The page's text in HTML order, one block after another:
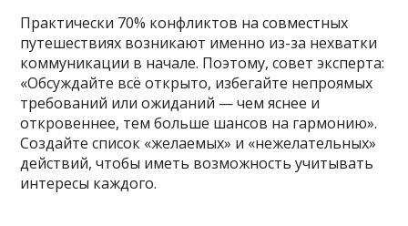
Практически 70% конфликтов на совместных
путешествиях возникают именно из-за нехватки
коммуникации в начале. Поэтому, совет эксперта:
«Обсуждайте всё открыто, избегайте непроямых
требований или ожиданий — чем яснее и
откровеннее, тем больше шансов на гармонию».
Создайте список «желаемых» и «нежелательных»
действий, чтобы иметь возможность учитывать
интересы каждого.